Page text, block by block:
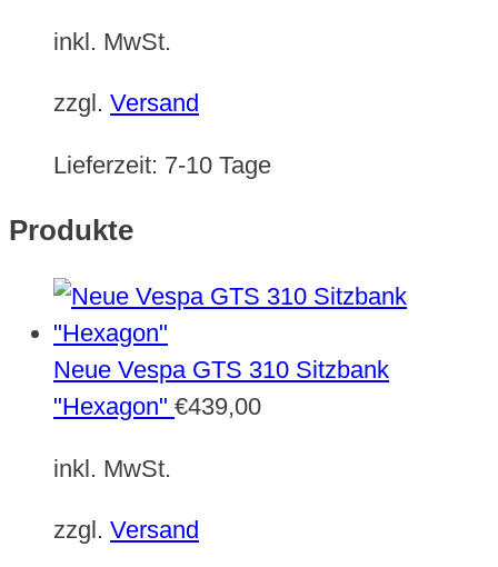
inkl. MwSt.
zzgl. Versand
Lieferzeit: 7-10 Tage
Produkte
Neue Vespa GTS 310 Sitzbank
"Hexagon" €439,00
inkl. MwSt.
zzgl. Versand